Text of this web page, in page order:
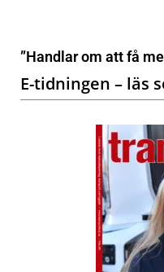
”Handlar om att få
E-tidningen – läs